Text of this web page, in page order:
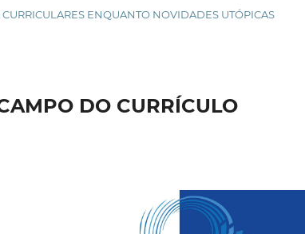
ENQUANTO NOVIDADES UTÓPICAS
DO CURRÍCULO